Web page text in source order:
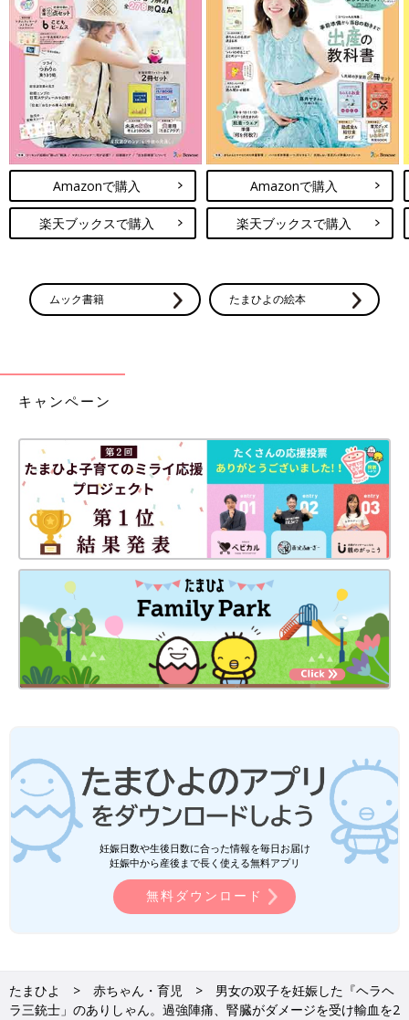
Amazonで購入
楽天ブックスで購入
Amazonで購入
楽天ブックスで購入
ムック書籍 たまひよの絵本
キャンペーン
妊娠日数や生後日数に合った情報を毎日お届け
妊娠中から産後まで長く使える無料アプリ
無料ダウンロード
たまひよ 赤ちゃん・育児
男女の双子を妊娠した『ヘラヘ
ラ三銃士」のありしゃん。過強陣痛、腎臓がダメージを受け輸血を2